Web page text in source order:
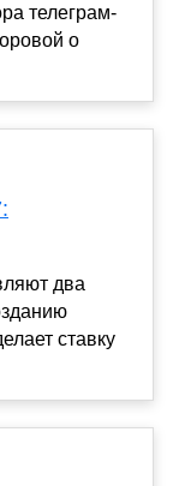
телеграм-
о
два
ставку